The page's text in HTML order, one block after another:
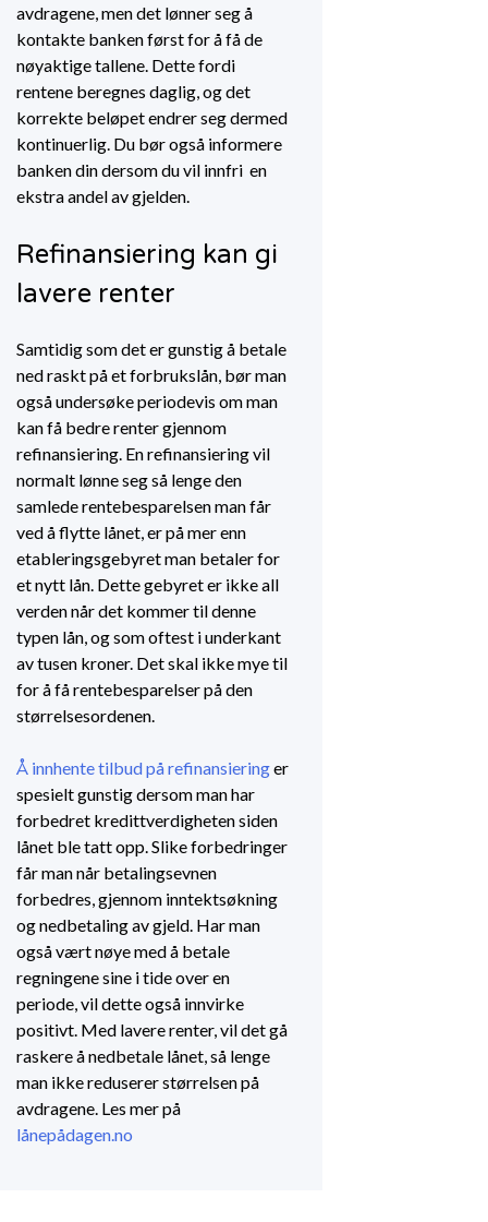
avdragene, men det lønner seg å
kontakte banken først for å få de
nøyaktige tallene. Dette fordi
rentene beregnes daglig, og det
korrekte beløpet endrer seg dermed
kontinuerlig. Du bør også informere
banken din dersom du vil innfri en
ekstra andel av gjelden.
Refinansiering kan gi
lavere renter
Samtidig som det er gunstig å betale
ned raskt på et forbrukslån, bør man
også undersøke periodevis om man
kan få bedre renter gjennom
refinansiering. En refinansiering vil
normalt lønne seg så lenge den
samlede rentebesparelsen man får
ved å flytte lånet, er på mer enn
etableringsgebyret man betaler for
et nytt lån. Dette gebyret er ikke all
verden når det kommer til denne
typen lån, og som oftest i underkant
av tusen kroner. Det skal ikke mye til
for å få rentebesparelser på den
størrelsesordenen.
Å innhente tilbud på refinansieringer
spesielt gunstig dersom man har
forbedret kredittverdigheten siden
lånet ble tatt opp. Slike forbedringer
får man når betalingsevnen
forbedres, gjennom inntektsøkning
og nedbetaling av gjeld. Har man
også vært nøye med å betale
regningene sine i tide over en
periode, vil dette også innvirke
positivt. Med lavere renter, vil det gå
raskere å nedbetale lånet, så lenge
man ikke reduserer størrelsen på
avdragene. Les mer på
lånepådagen.no